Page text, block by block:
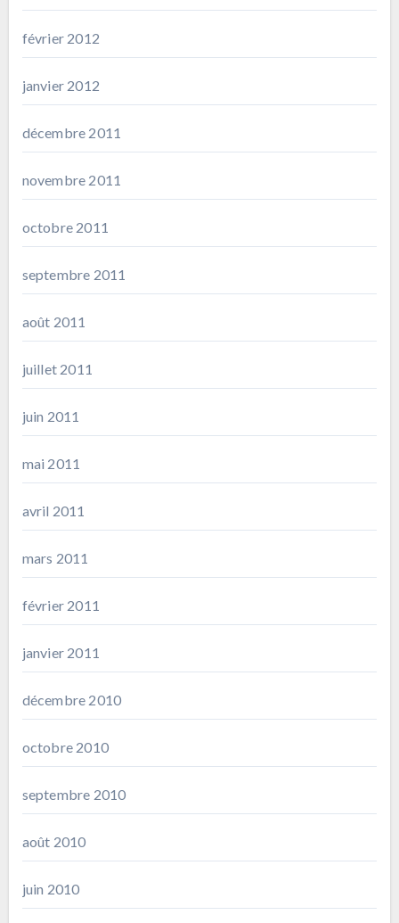
février 2012
janvier 2012
décembre 2011
novembre 2011
octobre 2011
septembre 2011
août 2011
juillet 2011
juin 2011
mai 2011
avril 2011
mars 2011
février 2011
janvier 2011
décembre 2010
octobre 2010
septembre 2010
août 2010
juin 2010